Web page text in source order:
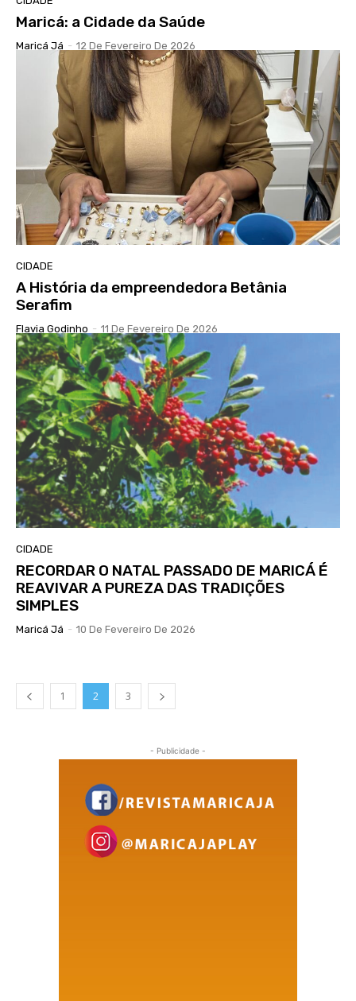
Maricá: a Cidade da Saúde
Maricá Já - 12 De Fevereiro De 2026
CIDADE
A História da empreendedora Betânia
Serafim
Flavia Godinho - 11 De Fevereiro De 2026
CIDADE
RECORDAR O NATAL PASSADO DE MARICÁ É
REAVIVAR A PUREZA DAS TRADIÇÕES
SIMPLES
Maricá Já - 10 De Fevereiro De 2026
1 2 3
- Publicidade -